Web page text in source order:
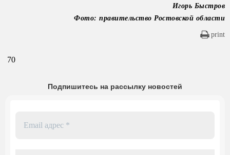
Игорь Быстров
Фото: правительство Ростовской области
print
70
Подпишитесь на рассылку новостей